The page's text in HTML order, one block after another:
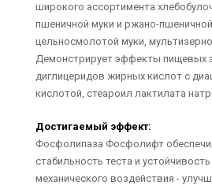
широкого ассортимента
пшеничной муки и ржано-
цельносмолотой муки,
Демонстрирует эффекты пищевых
диглицеридов жирных кислот с
кислотой, стеароил лактилата
Достигаемый эффект:
Фосфолипаза Фосфолифт
стабильность теста и
механического воздействия -